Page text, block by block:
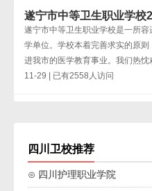
遂宁市中等卫生职业学校
遂宁市中等卫生职业学校是一所
学单位。学校本着完善求实的原
进我市的医学教育事业。我们热忱
11-29 | 已有2558人访问
四川卫校推荐
⊙ 四川护理职业学院